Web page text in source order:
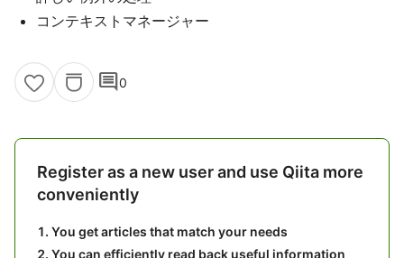
コンテキストマネージャー
comment0
Register as a new user and use Qiita more
conveniently
You get articles that match your needs
You can efficiently read back useful information